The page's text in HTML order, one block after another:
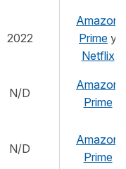
2022
Amazon
Prime y
Netflix
N/D
Amazon
Prime
N/D
Amazon
Prime